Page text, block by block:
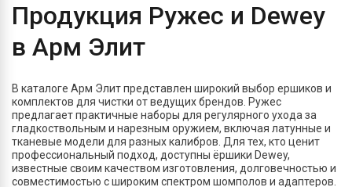
Продукция Ружес и Dewey
в Арм Элит
В каталоге Арм Элит представлен широкий выбор ершиков и
комплектов для чистки от ведущих брендов. Ружес
предлагает практичные наборы для регулярного ухода за
гладкоствольным и нарезным оружием, включая латунные и
тканевые модели для разных калибров. Для тех, кто ценит
профессиональный подход, доступны ёршики Dewey,
известные своим качеством изготовления, долговечностью и
совместимостью с широким спектром шомполов и адаптеров.